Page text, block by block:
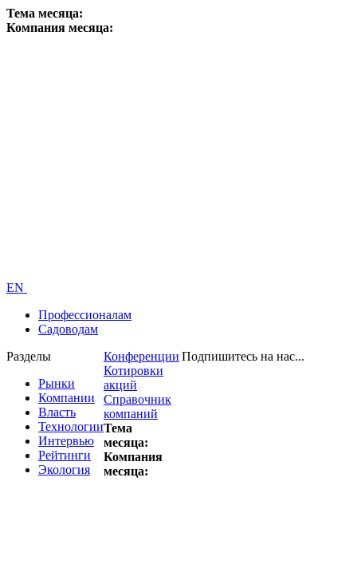
Тема месяца:
Компания месяца:
EN
Профессионалам
Садоводам
Разделы
Рынки
Компании
Власть
Технологии
Интервью
Рейтинги
Экология
Конференции
Котировки
акций
Справочник
компаний
Тема
месяца:
Компания
месяца:
Подпишитесь на нас...